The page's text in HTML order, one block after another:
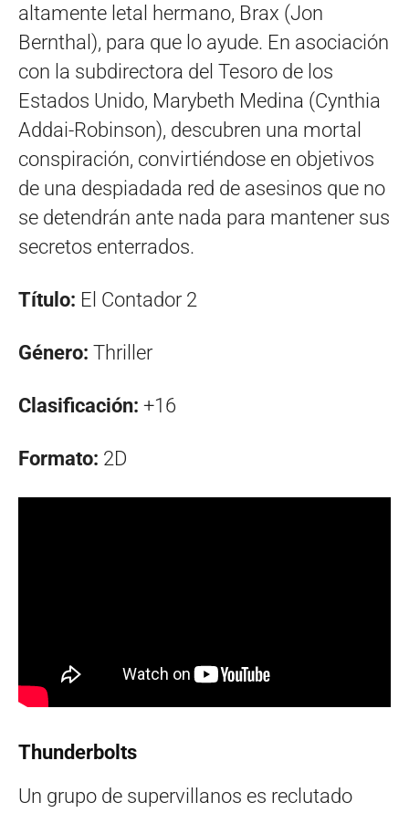
altamente letal hermano, Brax (Jon
Bernthal), para que lo ayude. En asociación
con la subdirectora del Tesoro de los
Estados Unido, Marybeth Medina (Cynthia
Addai-Robinson), descubren una mortal
conspiración, convirtiéndose en objetivos
de una despiadada red de asesinos que no
se detendrán ante nada para mantener sus
secretos enterrados.
Título: El Contador 2
Género: Thriller
Clasificación: +16
Formato: 2D
Thunderbolts
Un grupo de supervillanos es reclutado